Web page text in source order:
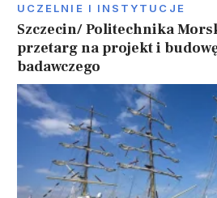
UCZELNIE I INSTYTUCJE
Szczecin/ Politechnika
przetarg na projekt i
badawczego